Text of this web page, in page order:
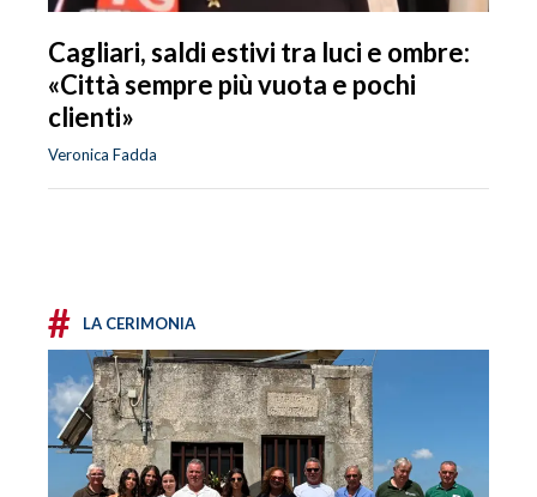
Cagliari, saldi estivi tra luci e ombre:
«Città sempre più vuota e pochi
clienti»
Veronica Fadda
# LA CERIMONIA